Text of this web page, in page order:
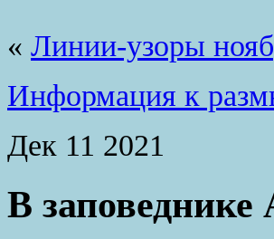
« Линии-узоры
Информация к
Дек 11 2021
В